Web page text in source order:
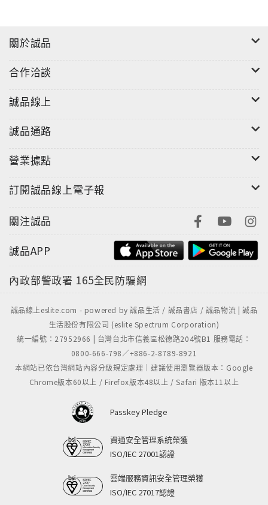
關於誠品
合作洽談
誠品線上
誠品通路
營業據點
訂閱誠品線上電子報
關注誠品
誠品APP
內政部警政署 165全民防騙網
誠品線上eslite.com - powered by 誠品生活 / 誠品書店 / 誠品物流 | 誠品
生活股份有限公司 (eslite Spectrum Corporation)
統一編號：27952966 | 台灣台北市信義區松德路204號B1 服務電話：
0800-666-798／+886-2-8789-8921
本網站已依台灣網站內容分級規定處理｜建議使用瀏覽器版本：Google
Chrome版本60以上 / Firefox版本48以上 / Safari 版本11以上
Passkey Pledge
資通安全管理系統榮獲
ISO/IEC 27001認證
雲端服務資訊安全管理榮獲
ISO/IEC 27017認證